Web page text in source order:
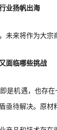
业扬帆出海
未来将作为大宗
面临哪些挑战
是机遇， 也存在
亟待解决。原材